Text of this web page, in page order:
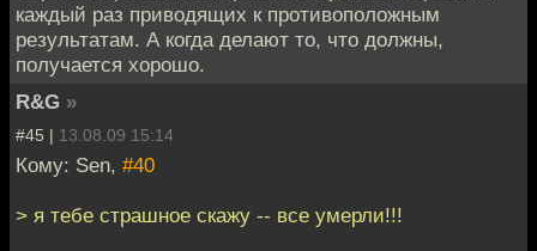
каждый раз приводящих к противоположным
результатам. А когда делают то, что должны,
получается хорошо.
R&G »
#45 | 13.08.09 15:14
Кому: Sen, #40
> я тебе страшное скажу -- все умерли!!!